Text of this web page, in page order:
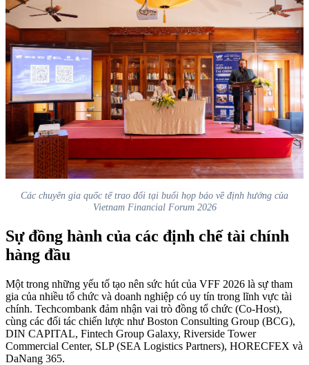
Các chuyên gia quốc tế trao đổi tại buổi họp báo về định hướng của
Vietnam Financial Forum 2026
Sự đồng hành của các định chế tài chính
hàng đầu
Một trong những yếu tố tạo nên sức hút của VFF 2026 là sự tham
gia của nhiều tổ chức và doanh nghiệp có uy tín trong lĩnh vực tài
chính. Techcombank đảm nhận vai trò đồng tổ chức (Co-Host),
cùng các đối tác chiến lược như Boston Consulting Group (BCG),
DIN CAPITAL, Fintech Group Galaxy, Riverside Tower
Commercial Center, SLP (SEA Logistics Partners), HORECFEX và
DaNang 365.